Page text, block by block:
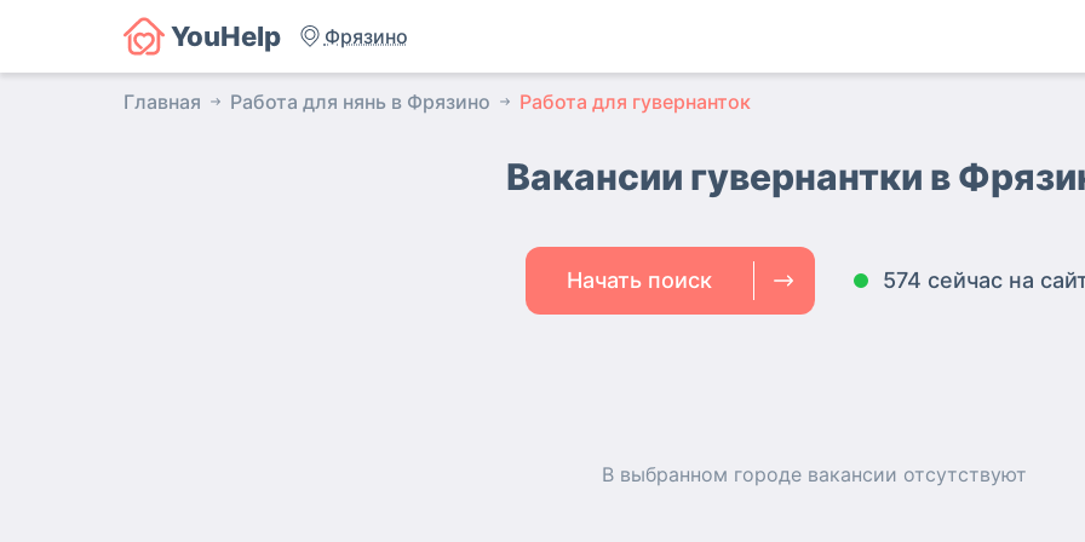
YouHelp Фрязино
Главная Работа для нянь в Фрязино Работа для гувернанток
Вакансии гувернантки в
Начать поиск 574 сейчас на
В выбранном городе вакансии отсутствуют